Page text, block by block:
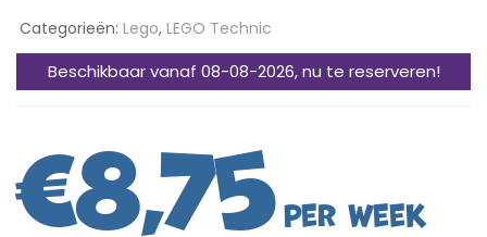
Categorieën: Lego, LEGO Technic
Beschikbaar vanaf 08-08-2026, nu te reserveren!
€8,75